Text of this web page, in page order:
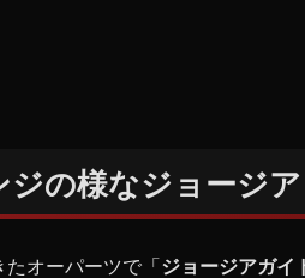
ジの様なジョージ
たオーパーツで「ジョージアガイ